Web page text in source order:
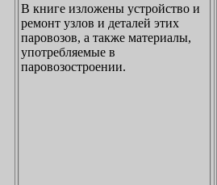
В книге изложены устройство и
ремонт узлов и деталей этих
паровозов, а также материалы,
употребляемые в
паровозостроении.